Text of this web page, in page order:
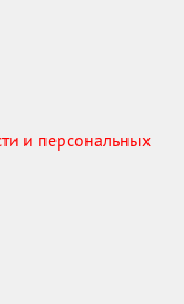
и персональных